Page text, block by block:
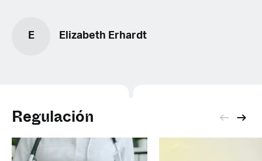
E Elizabeth Erhardt
Regulación